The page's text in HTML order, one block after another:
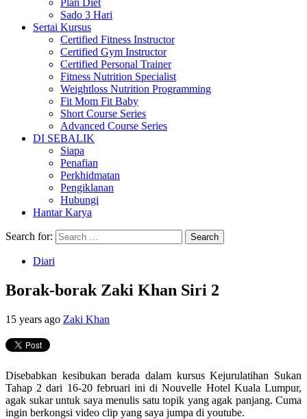
Plan Diet
Sado 3 Hari
Sertai Kursus
Certified Fitness Instructor
Certified Gym Instructor
Certified Personal Trainer
Fitness Nutrition Specialist
Weightloss Nutrition Programming
Fit Mom Fit Baby
Short Course Series
Advanced Course Series
DI SEBALIK
Siapa
Penafian
Perkhidmatan
Pengiklanan
Hubungi
Hantar Karya
Search for:
Diari
Borak-borak Zaki Khan Siri 2
15 years ago Zaki Khan
Disebabkan kesibukan berada dalam kursus Kejurulatihan Sukan
Tahap 2 dari 16-20 februari ini di Nouvelle Hotel Kuala Lumpur,
agak sukar untuk saya menulis satu topik yang agak panjang. Cuma
ingin berkongsi video clip yang saya jumpa di youtube.